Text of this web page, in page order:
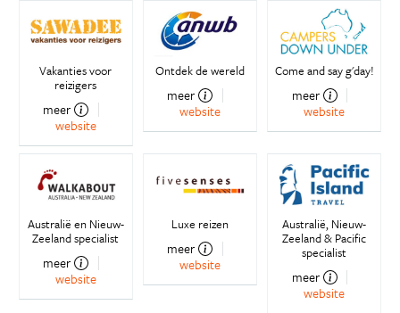
Vakanties voor
reizigers
meer
website
Ontdek de wereld
meer
website
Come and say g'day!
meer
website
Australië en Nieuw-
Zeeland specialist
meer
website
Luxe reizen
meer
website
Australië, Nieuw-
Zeeland & Pacific
specialist
meer
website